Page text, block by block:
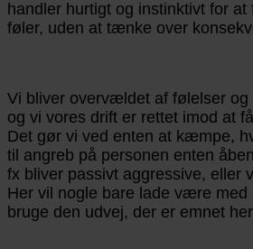
handler hurtigt og instinktivt for
føler, uden at tænke over
Vi bliver overvældet af følelser og
og vi vores drift er rettet imod at
Det gør vi ved enten at kæmpe,
til angreb på personen enten
fx bliver passivt aggressive, eller
Her vil nogle bare lade være med
bruge den udvej, der er emnet